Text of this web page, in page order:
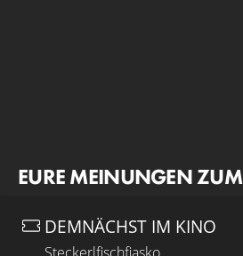
EURE MEINUNGEN
DEMNÄCHST IM KINO